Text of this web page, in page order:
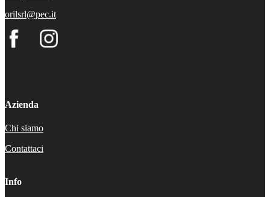
orilsrl@pec.it
Azienda
Chi siamo
Contattaci
Info